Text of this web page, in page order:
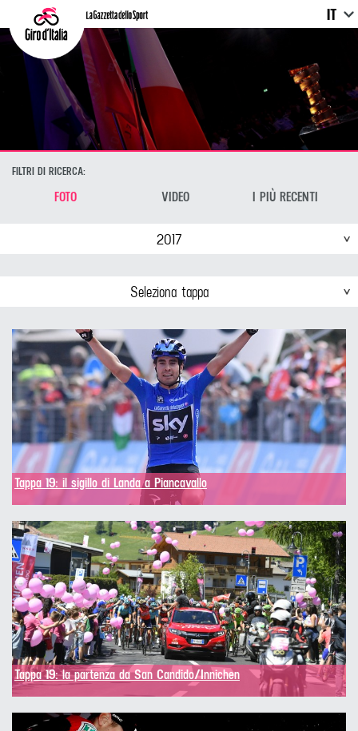
IT
FILTRI DI RICERCA:
FOTO VIDEO I PIÙ RECENTI
2017
Seleziona tappa
Tappa 19: il sigillo di Landa a Piancavallo
Tappa 19: la partenza da San Candido/Innichen